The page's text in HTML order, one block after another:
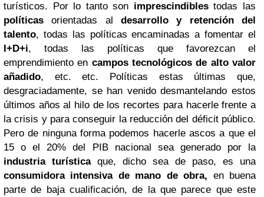
turísticos. Por lo tanto son imprescindiblestodas las
políticas orientadas al desarrollo y retención del
talento, todas las políticas encaminadas a fomentar el
I+D+i, todas las políticas que favorezcan el
emprendimiento en campos tecnológicos de alto valor
añadido, etc. etc.
Políticas estas últimas que,
desgraciadamente, se han venido desmantelando estos
últimos años al hilo de los recortes para hacerle frente a
la crisis y para conseguir la reducción del déficit público.
Pero de ninguna forma podemos hacerle ascos a que el
15 o el 20% del PIB nacional sea generado por la
industria turísticaque, dicho sea de paso, es una
consumidora intensiva de mano de obra, en buena
parte de baja cualificación, de la que parece que este